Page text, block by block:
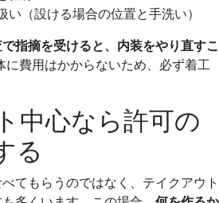
い（設ける場合の位置と手洗い）
指摘を受けると、内装をやり直すこ
に費用はかからないため、必ず着工
中心なら許可の
る
てもらうのではなく、テイクアウト